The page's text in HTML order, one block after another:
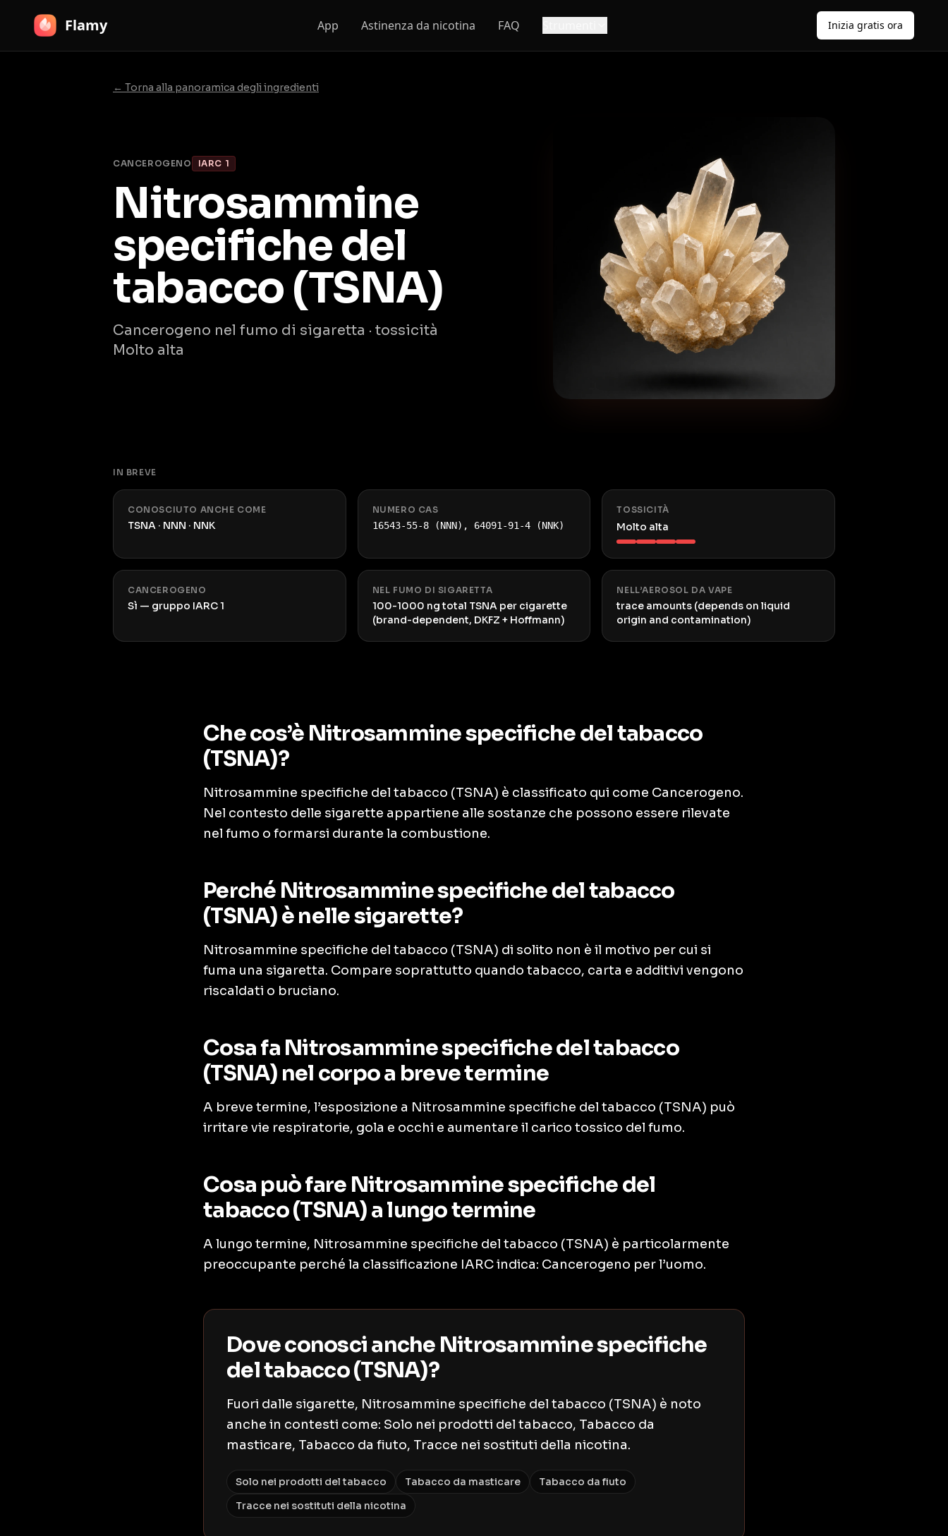
Flamy Inizia gratis ora
App Astinenza da nicotina FAQ
← Torna alla panoramica degli ingredienti
CANCEROGENO IARC 1
Nitrosammine
specifiche del
tabacco (TSNA)
Cancerogeno nel fumo di sigaretta · tossicità
Molto alta
IN BREVE
CONOSCIUTO ANCHE COME
TSNA · NNN · NNK
NUMERO CAS
16543-55-8 (NNN), 64091-91-4 (NNK)
TOSSICITÀ
Molto alta
CANCEROGENO
Sì — gruppo IARC 1
NEL FUMO DI SIGARETTA
100-1000 ng total TSNA per cigarette
(brand-dependent, DKFZ + Hoffmann)
NELL’AEROSOL DA VAPE
trace amounts (depends on liquid
origin and contamination)
Che cos’è Nitrosammine specifiche del tabacco
(TSNA)?
Nitrosammine specifiche del tabacco (TSNA) è classificato qui come Cancerogeno.
Nel contesto delle sigarette appartiene alle sostanze che possono essere rilevate
nel fumo o formarsi durante la combustione.
Perché Nitrosammine specifiche del tabacco
(TSNA) è nelle sigarette?
Nitrosammine specifiche del tabacco (TSNA) di solito non è il motivo per cui si
fuma una sigaretta. Compare soprattutto quando tabacco, carta e additivi vengono
riscaldati o bruciano.
Cosa fa Nitrosammine specifiche del tabacco
(TSNA) nel corpo a breve termine
A breve termine, l’esposizione a Nitrosammine specifiche del tabacco (TSNA) può
irritare vie respiratorie, gola e occhi e aumentare il carico tossico del fumo.
Cosa può fare Nitrosammine specifiche del
tabacco (TSNA) a lungo termine
A lungo termine, Nitrosammine specifiche del tabacco (TSNA) è particolarmente
preoccupante perché la classificazione IARC indica: Cancerogeno per l’uomo.
Dove conosci anche Nitrosammine specifiche
del tabacco (TSNA)?
Fuori dalle sigarette, Nitrosammine specifiche del tabacco (TSNA) è noto
anche in contesti come: Solo nei prodotti del tabacco, Tabacco da
masticare, Tabacco da fiuto, Tracce nei sostituti della nicotina.
Solo nei prodotti del tabacco Tabacco da masticare
Tabacco da fiuto
Tracce nei sostituti della nicotina